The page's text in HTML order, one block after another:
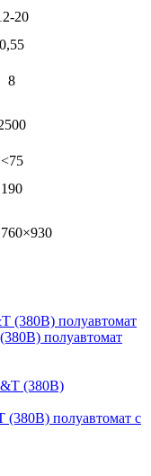
20
0,55
8
<75
190
полуавтомат
полуавтомат с